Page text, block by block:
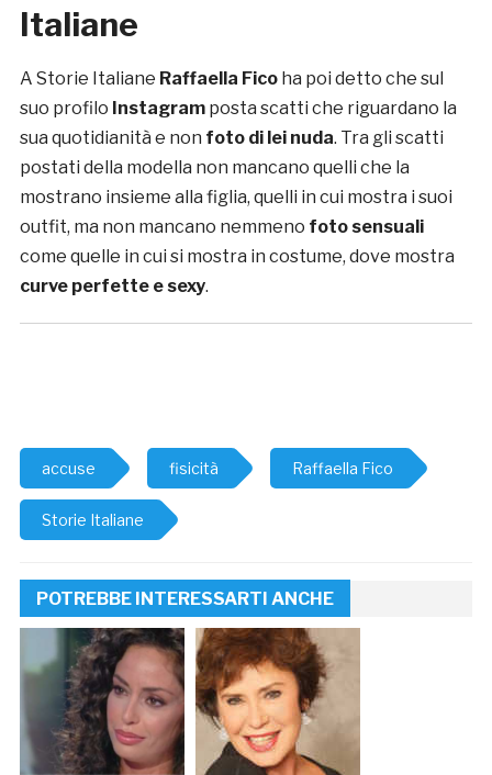
Italiane
A Storie Italiane Raffaella Fico ha poi detto che sul
suo profilo Instagram posta scatti che riguardano la
sua quotidianità e non foto di lei nuda. Tra gli scatti
postati della modella non mancano quelli che la
mostrano insieme alla figlia, quelli in cui mostra i suoi
outfit, ma non mancano nemmeno foto sensuali
come quelle in cui si mostra in costume, dove mostra
curve perfette e sexy.
accuse fisicità Raffaella Fico
Storie Italiane
POTREBBE INTERESSARTI ANCHE